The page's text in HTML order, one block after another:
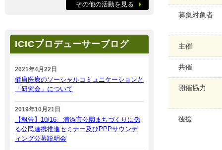
募集対象者
主催
共催
開催協力
後援
その他の活動を見る
ICICプロデューサーブログ
2021年4月22日
健康医療のソーシャルコミュニケーションと
「研究会」について
2019年10月21日
【報告】10/16、浦添市公園まちづくりに係
る公民連携推進セミナー及びPPPサウンデ
ィング公募説明会